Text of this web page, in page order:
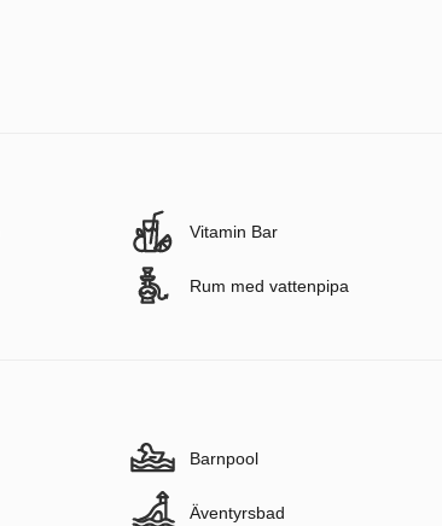
Vitamin Bar
Rum med vattenpipa
Barnpool
Äventyrsbad